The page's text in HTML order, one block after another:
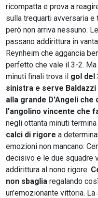
ricompatta e prova a
sulla trequarti avversaria
però non arriva nessuno.
passano addirittura in
Reynheim che aggancia
perfetto che vale il 3-2.
minuti finali trova il gol del
sinistra e serve
alla grande D'Angeli
l'angolino vincente che
negli ottanta minuti
calci di rigore a
emozioni non mancano:
decisivo e le due squadre
addirittura al nono rigore:
non sbaglia regalando
un'emozionante vittoria.